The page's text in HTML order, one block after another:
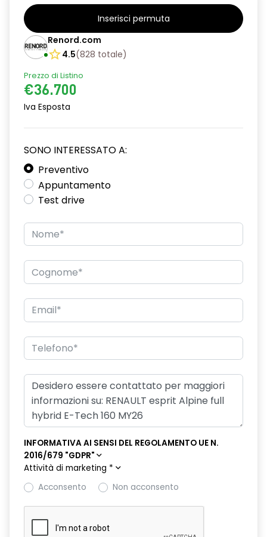
alzacristalli anteriori elettrici e impulsionali
alzacristalli posteriori elettrici impulsionali
assistenza alla frenata d'emergenza
attacco isofix
avviso cinture di sicurezza allacciate
commutatore airbag frontale passeggero
design esterno specifico esprit Alpine
disattivazione ADAS
doppio fondo bagagliaio
driver display 10''
eCall funzionalità soggetta a copertura di rete;
compatibilità 2G/3G o 4G/5G a seconda del veicolo
emergency lane keep assist assistenza d'emergenza al
mantenimento della corsia
fari posteriori FULL LED 3D con firma luminosa dinamica C-
SHAPE
filtro antipolline
flying consolle
freno di stazionamento elettrico con funzione Auto-Hold
illuminazione interna a LED anteriore e posteriore
Inserisci permuta
Renord.com
4.5(828 totale)
Prezzo di Listino
€36.700
Iva Esposta
SONO INTERESSATO A:
Preventivo
Appuntamento
Test drive
INFORMATIVA AI SENSI DEL REGOLAMENTO UE N.
2016/679 "GDPR"
Attività di marketing *
Acconsento
Non acconsento